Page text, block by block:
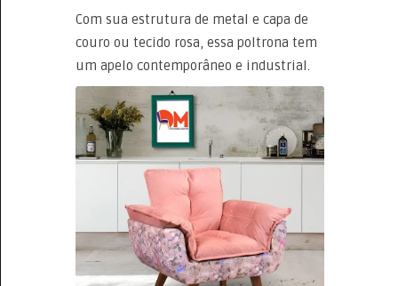
Com sua estrutura de metal e capa de
couro ou tecido rosa, essa poltrona tem
um apelo contemporâneo e industrial.